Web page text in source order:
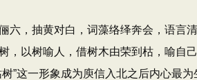
，抽黄对白，词藻络绎奔会，语言
，以树喻人，借树木由荣到枯，喻自
”这一形象成为庾信入北之后内心最为